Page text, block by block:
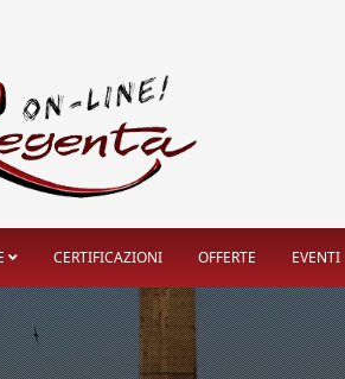
CERTIFICAZIONI OFFERTE EVENTI